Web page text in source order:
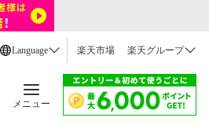
Language 楽天市場 楽天グループ
メニュー